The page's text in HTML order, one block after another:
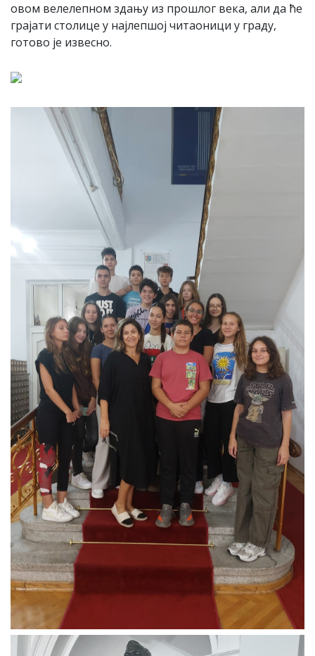
овом велелепном здању из прошлог века, али да ће
грајати столице у најлепшој читаоници у граду,
готово је извесно.